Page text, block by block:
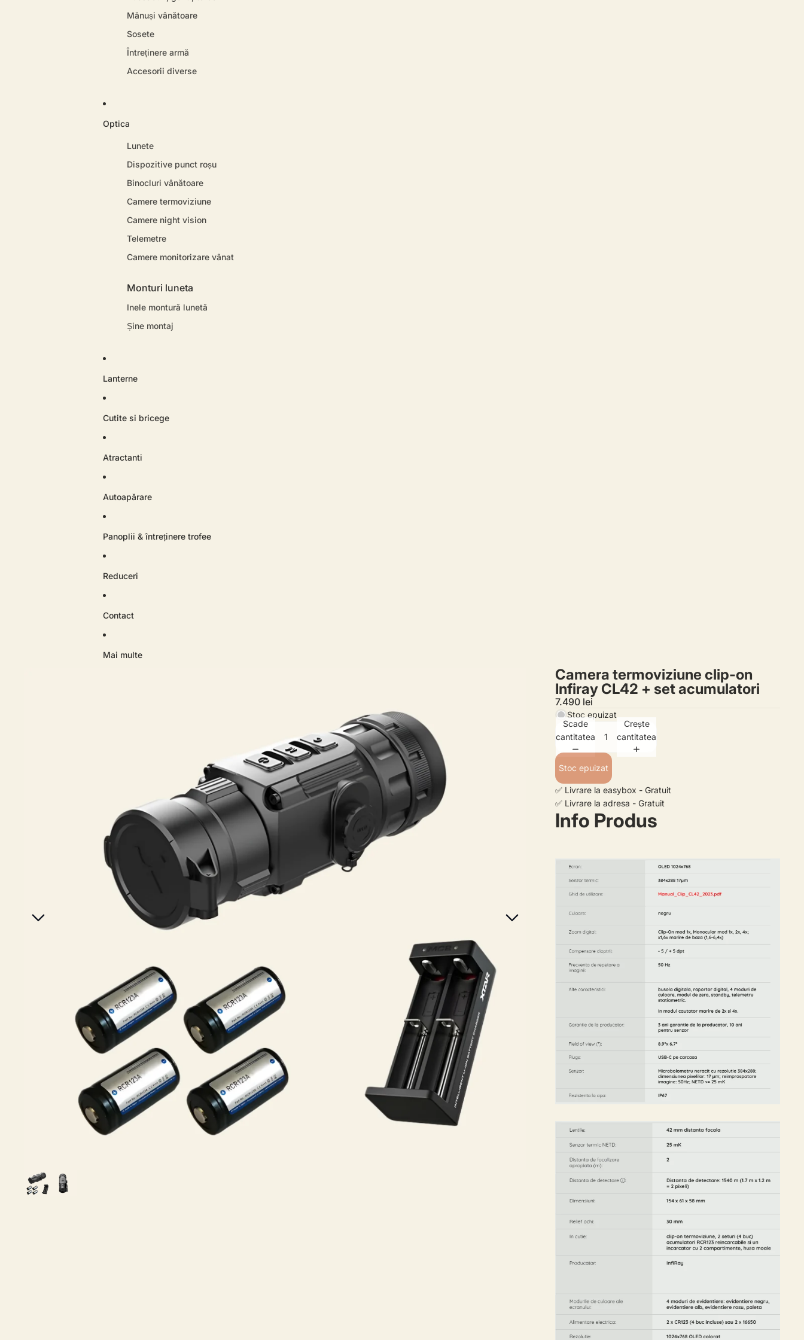
Mănuși vânătoare
Sosete
Întreținere armă
Accesorii diverse
Optica
Lunete
Dispozitive punct roșu
Binocluri vânătoare
Camere termoviziune
Camere night vision
Telemetre
Camere monitorizare vânat
Monturi luneta
Inele montură lunetă
Șine montaj
Lanterne
Cutite si bricege
Atractanti
Autoapărare
Panoplii & întreținere trofee
Reduceri
Contact
Mai multe
Camera termoviziune clip-on
Infiray CL42 + set acumulatori
7.490 lei
Stoc epuizat
Scade
cantitatea
Crește
cantitatea
Stoc epuizat
✅ Livrare la easybox - Gratuit
✅ Livrare la adresa - Gratuit
Info Produs